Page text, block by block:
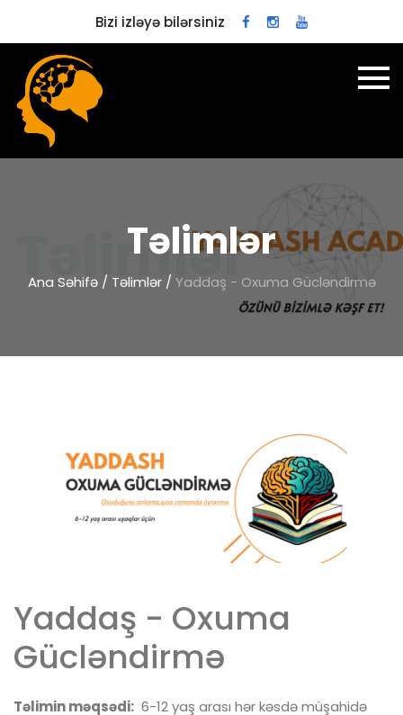
Bizi izləyə bilərsiniz
Təlimlər
Ana Səhifə/ Təlimlər/ Yaddaş - Oxuma Gücləndirmə
Yaddaş - Oxuma
Gücləndirmə
Təlimin məqsədi: 6-12 yaş arası hər kəsdə müşahidə